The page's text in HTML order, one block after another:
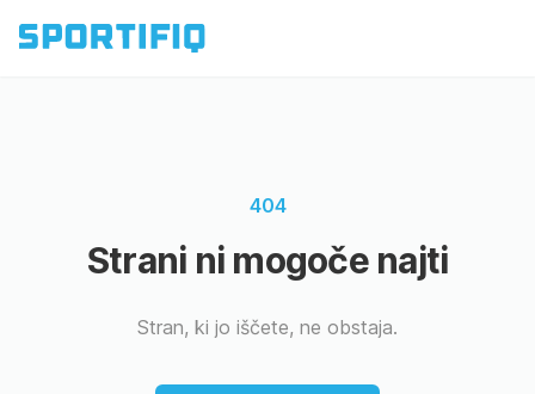
404
Strani ni mogoče najti
Stran, ki jo iščete, ne obstaja.